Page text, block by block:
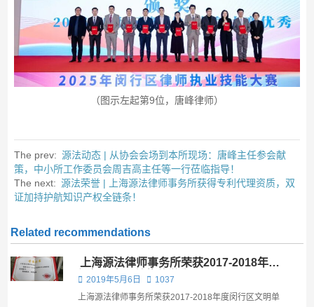
（图示左起第9位，唐峰律师）
The prev: 源法动态 | 从协会会场到本所现场：唐峰主任参会献
策，中小所工作委员会周吉高主任等一行莅临指导！
The next: 源法荣誉 | 上海源法律师事务所获得专利代理资质，双
证加持护航知识产权全链条！
Related recommendations
上海源法律师事务所荣获2017-2018年度
闵行区文明单位荣誉称号
2019年5月6日
1037
上海源法律师事务所荣获2017-2018年度闵行区文明单